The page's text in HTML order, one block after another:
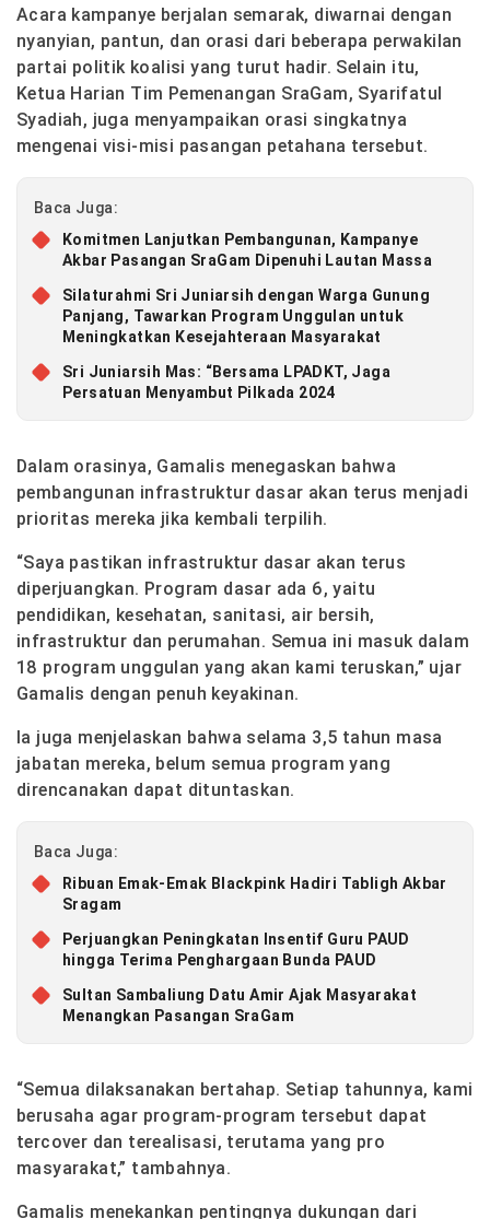
Acara kampanye berjalan semarak, diwarnai dengan
nyanyian, pantun, dan orasi dari beberapa perwakilan
partai politik koalisi yang turut hadir. Selain itu,
Ketua Harian Tim Pemenangan SraGam, Syarifatul
Syadiah, juga menyampaikan orasi singkatnya
mengenai visi-misi pasangan petahana tersebut.
Baca Juga:
Komitmen Lanjutkan Pembangunan, Kampanye
Akbar Pasangan SraGam Dipenuhi Lautan Massa
Silaturahmi Sri Juniarsih dengan Warga Gunung
Panjang, Tawarkan Program Unggulan untuk
Meningkatkan Kesejahteraan Masyarakat
Sri Juniarsih Mas: “Bersama LPADKT, Jaga
Persatuan Menyambut Pilkada 2024
Dalam orasinya, Gamalis menegaskan bahwa
pembangunan infrastruktur dasar akan terus menjadi
prioritas mereka jika kembali terpilih.
“Saya pastikan infrastruktur dasar akan terus
diperjuangkan. Program dasar ada 6, yaitu
pendidikan, kesehatan, sanitasi, air bersih,
infrastruktur dan perumahan. Semua ini masuk dalam
18 program unggulan yang akan kami teruskan,” ujar
Gamalis dengan penuh keyakinan.
Ia juga menjelaskan bahwa selama 3,5 tahun masa
jabatan mereka, belum semua program yang
direncanakan dapat dituntaskan.
Baca Juga:
Ribuan Emak-Emak Blackpink Hadiri Tabligh Akbar
Sragam
Perjuangkan Peningkatan Insentif Guru PAUD
hingga Terima Penghargaan Bunda PAUD
Sultan Sambaliung Datu Amir Ajak Masyarakat
Menangkan Pasangan SraGam
“Semua dilaksanakan bertahap. Setiap tahunnya, kami
berusaha agar program-program tersebut dapat
tercover dan terealisasi, terutama yang pro
masyarakat,” tambahnya.
Gamalis menekankan pentingnya dukungan dari